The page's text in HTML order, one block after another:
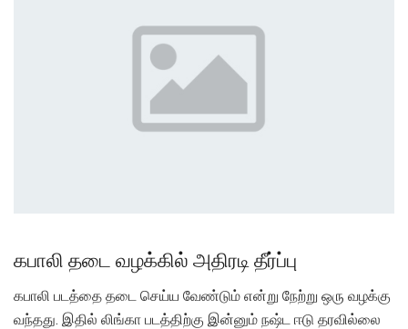
கபாலி தடை வழக்கில் அதிரடி தீர்ப்பு
கபாலி படத்தை தடை செய்ய வேண்டும் என்று நேற்று ஒரு வழக்கு
வந்தது. இதில் லிங்கா படத்திற்கு இன்னும் நஷ்ட ஈடு தரவில்லை